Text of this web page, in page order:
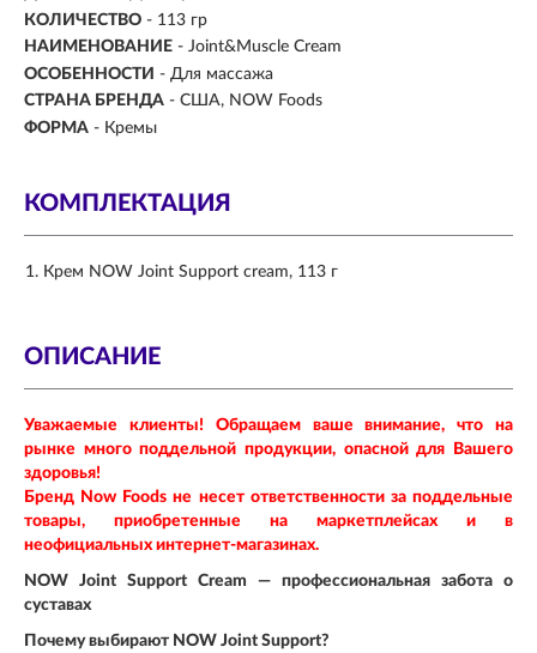
КОЛИЧЕСТВО - 113 гр
НАИМЕНОВАНИЕ - Joint&Muscle Cream
ОСОБЕННОСТИ - Для массажа
СТРАНА БРЕНДА - США, NOW Foods
ФОРМА - Кремы
КОМПЛЕКТАЦИЯ
Крем NOW Joint Support cream, 113 г
ОПИСАНИЕ
Уважаемые клиенты! Обращаем ваше внимание, что на
рынке много поддельной продукции, опасной для Вашего
здоровья!
Бренд Now Foods не несет ответственности за поддельные
товары, приобретенные на маркетплейсах и в
неофициальных интернет-магазинах.
NOW Joint Support Cream — профессиональная забота о
суставах
Почему выбирают NOW Joint Support?